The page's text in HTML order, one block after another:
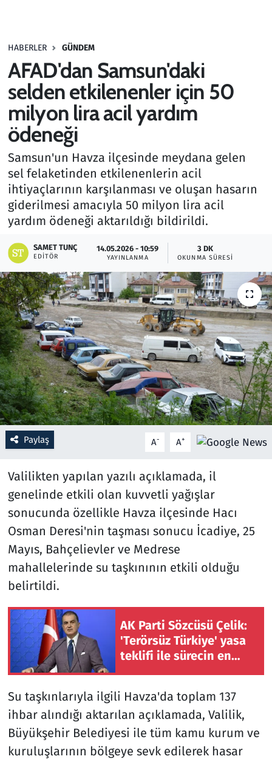
HABERLER GÜNDEM
AFAD'dan Samsun'daki
selden etkilenenler için 50
milyon lira acil yardım
ödeneği
Samsun'un Havza ilçesinde meydana gelen
sel felaketinden etkilenenlerin acil
ihtiyaçlarının karşılanması ve oluşan hasarın
giderilmesi amacıyla 50 milyon lira acil
yardım ödeneği aktarıldığı bildirildi.
SAMET TUNÇ
EDITÖR
14.05.2026 - 10:59
YAYINLANMA
3 DK
OKUNMA SÜRESI
Paylaş A- A+
Valilikten yapılan yazılı açıklamada, il
genelinde etkili olan kuvvetli yağışlar
sonucunda özellikle Havza ilçesinde Hacı
Osman Deresi'nin taşması sonucu İcadiye, 25
Mayıs, Bahçelievler ve Medrese
mahallelerinde su taşkınının etkili olduğu
belirtildi.
AK Parti Sözcüsü Çelik:
'Terörsüz Türkiye' yasa
teklifi ile sürecin en
Su taşkınlarıyla ilgili Havza'da toplam 137
ihbar alındığı aktarılan açıklamada, Valilik,
Büyükşehir Belediyesi ile tüm kamu kurum ve
kuruluşlarının bölgeye sevk edilerek hasar
Haber
Kültür Sanat
Kurumsal Haberler
Lezzet Durağı
Memur ve Kamu
Otomobil
Ramazan
Resmi İlanlar
Rüya Tabirleri
Sağlık
Savunma Sanayi
Seçim 2023
Teknoloji ve Bilim
Televizyon